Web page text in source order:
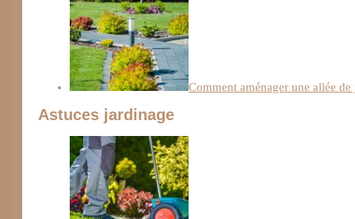
Comment aménager une allée de
Astuces jardinage